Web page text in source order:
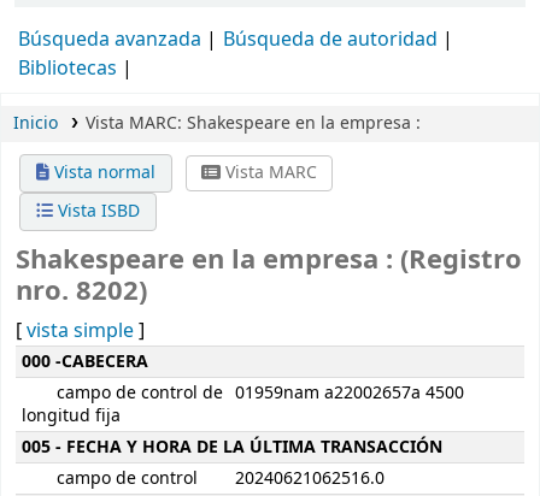
Búsqueda avanzada
Búsqueda de autoridad
Bibliotecas
Inicio
Vista MARC: Shakespeare en la empresa :
Vista normal
Vista MARC
Vista ISBD
Shakespeare en la empresa : (Registro
nro. 8202)
[vista simple]
Detalles MARC
000 -CABECERA
campo de control de
longitud fija
01959nam a22002657a 4500
005 - FECHA Y HORA DE LA ÚLTIMA TRANSACCIÓN
campo de control
20240621062516.0